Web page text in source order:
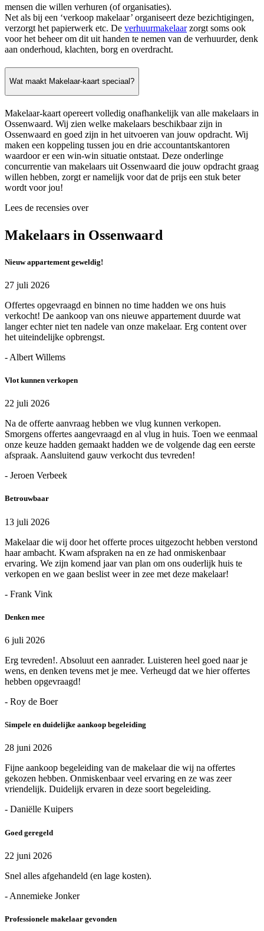
mensen die willen verhuren (of organisaties).
Net als bij een ‘verkoop makelaar’ organiseert deze bezichtigingen,
verzorgt het papierwerk etc. De verhuurmakelaarzorgt soms ook
voor het beheer om dit uit handen te nemen van de verhuurder, denk
aan onderhoud, klachten, borg en overdracht.
Wat maakt Makelaar-kaart speciaal?
Makelaar-kaart opereert volledig onafhankelijk van alle makelaars in
Ossenwaard. Wij zien welke makelaars beschikbaar zijn in
Ossenwaard en goed zijn in het uitvoeren van jouw opdracht. Wij
maken een koppeling tussen jou en drie accountantskantoren
waardoor er een win-win situatie ontstaat. Deze onderlinge
concurrentie van makelaars uit Ossenwaard die jouw opdracht graag
willen hebben, zorgt er namelijk voor dat de prijs een stuk beter
wordt voor jou!
Lees de recensies over
Makelaars in Ossenwaard
Nieuw appartement geweldig!
27 juli 2026
Offertes opgevraagd en binnen no time hadden we ons huis
verkocht! De aankoop van ons nieuwe appartement duurde wat
langer echter niet ten nadele van onze makelaar. Erg content over
het uiteindelijke opbrengst.
- Albert Willems
Vlot kunnen verkopen
22 juli 2026
Na de offerte aanvraag hebben we vlug kunnen verkopen.
Smorgens offertes aangevraagd en al vlug in huis. Toen we eenmaal
onze keuze hadden gemaakt hadden we de volgende dag een eerste
afspraak. Aansluitend gauw verkocht dus tevreden!
- Jeroen Verbeek
Betrouwbaar
13 juli 2026
Makelaar die wij door het offerte proces uitgezocht hebben verstond
haar ambacht. Kwam afspraken na en ze had onmiskenbaar
ervaring. We zijn komend jaar van plan om ons ouderlijk huis te
verkopen en we gaan beslist weer in zee met deze makelaar!
- Frank Vink
Denken mee
6 juli 2026
Erg tevreden!. Absoluut een aanrader. Luisteren heel goed naar je
wens, en denken tevens met je mee. Verheugd dat we hier offertes
hebben opgevraagd!
- Roy de Boer
Simpele en duidelijke aankoop begeleiding
28 juni 2026
Fijne aankoop begeleiding van de makelaar die wij na offertes
gekozen hebben. Onmiskenbaar veel ervaring en ze was zeer
vriendelijk. Duidelijk ervaren in deze soort begeleiding.
- Daniëlle Kuipers
Goed geregeld
22 juni 2026
Snel alles afgehandeld (en lage kosten).
- Annemieke Jonker
Professionele makelaar gevonden